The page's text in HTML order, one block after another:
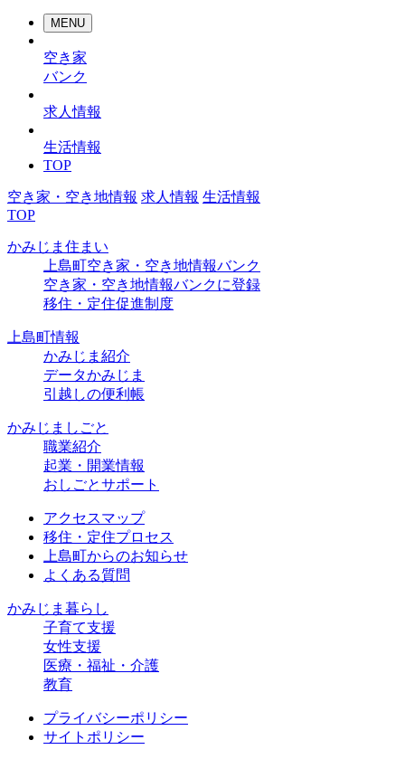
MENU
空き家
バンク
求人情報
生活情報
TOP
空き家・空き地情報 求人情報 生活情報
TOP
かみじま住まい
上島町空き家・空き地情報バンク
空き家・空き地情報バンクに登録
移住・定住促進制度
上島町情報
かみじま紹介
データかみじま
引越しの便利帳
かみじましごと
職業紹介
起業・開業情報
おしごとサポート
アクセスマップ
移住・定住プロセス
上島町からのお知らせ
よくある質問
かみじま暮らし
子育て支援
女性支援
医療・福祉・介護
教育
プライバシーポリシー
サイトポリシー